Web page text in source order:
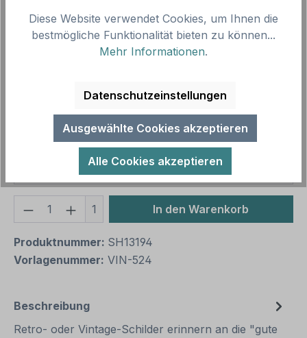
Produktpreis
8,57 €
Zwischensumme
Gesamtpreis
8,57 €
Preise inkl. MwSt. zzgl. Versandkosten
Aufgrund von Neuberechnungen im Warenkorb sind
abweichende Endpreise möglich.
Produkt Anzahl: Gib den
1 In den Warenkorb
Produktnummer: SH13194
Vorlagenummer: VIN-524
Beschreibung
Retro- oder Vintage-Schilder erinnern an die "gute
Diese Website verwendet Cookies, um Ihnen die
bestmögliche Funktionalität bieten zu können...
Mehr Informationen.
Datenschutzeinstellungen
Ausgewählte Cookies akzeptieren
Alle Cookies akzeptieren